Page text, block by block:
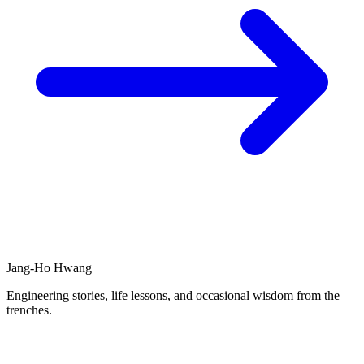
Jang-Ho Hwang
Engineering stories, life lessons, and occasional wisdom from the
trenches.